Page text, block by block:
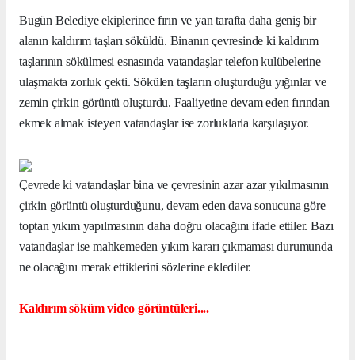
Bugün Belediye ekiplerince fırın ve yan tarafta daha geniş bir
alanın kaldırım taşları söküldü. Binanın çevresinde ki kaldırım
taşlarının sökülmesi esnasında vatandaşlar telefon kulübelerine
ulaşmakta zorluk çekti. Sökülen taşların oluşturduğu yığınlar ve
zemin çirkin görüntü oluşturdu. Faaliyetine devam eden fırından
ekmek almak isteyen vatandaşlar ise zorluklarla karşılaşıyor.
Çevrede ki vatandaşlar bina ve çevresinin azar azar yıkılmasının
çirkin görüntü oluşturduğunu, devam eden dava sonucuna göre
toptan yıkım yapılmasının daha doğru olacağını ifade ettiler. Bazı
vatandaşlar ise mahkemeden yıkım kararı çıkmaması durumunda
ne olacağını merak ettiklerini sözlerine eklediler.
Kaldırım söküm video görüntüleri....